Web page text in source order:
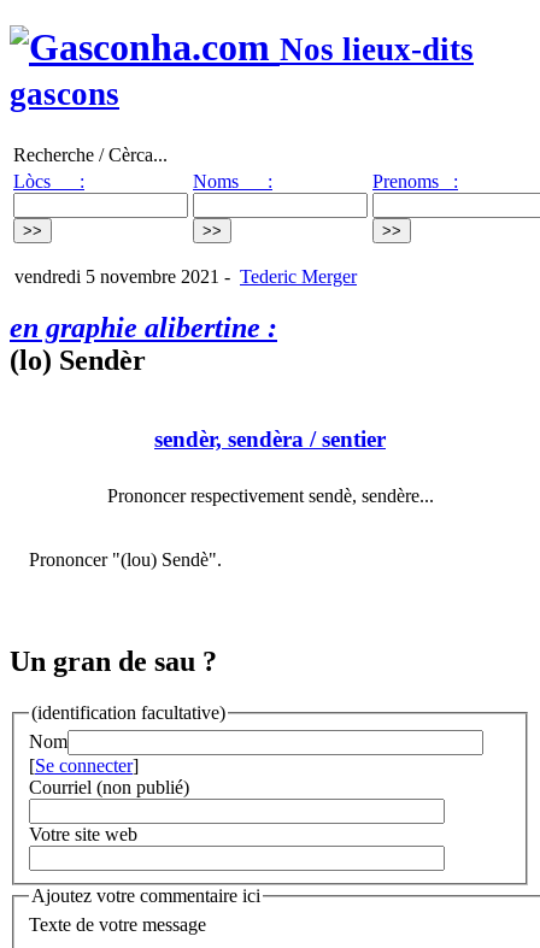
Nos lieux-dits
gascons
Recherche / Cèrca...
Lòcs :
Noms : Prenoms :
vendredi 5 novembre 2021 - Tederic Merger
en graphie alibertine :
(lo) Sendèr
sendèr, sendèra / sentier
Prononcer respectivement sendè, sendère...
Prononcer "(lou) Sendè".
Un gran de sau ?
(identification facultative)
Nom
[Se connecter]
Courriel (non publié)
Votre site web
Ajoutez votre commentaire ici
Texte de votre message